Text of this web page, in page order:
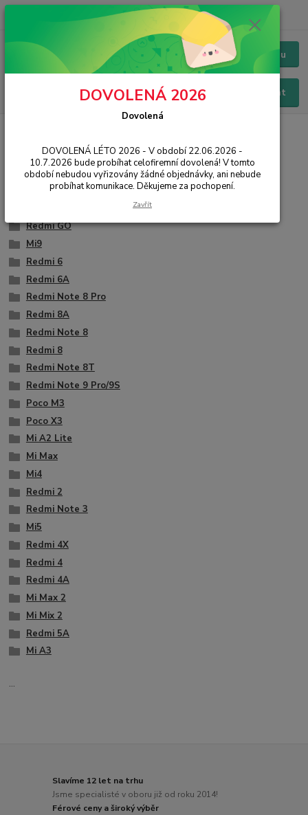
Menu
Hledat
Chat / Online podpora - 24/7
Xiaomi
Redmi Note 7
Redmi GO
Mi9
Redmi 6
Redmi 6A
Redmi Note 8 Pro
Redmi 8A
Redmi Note 8
Redmi 8
Redmi Note 8T
Redmi Note 9 Pro/9S
Poco M3
Poco X3
Mi A2 Lite
Mi Max
Mi4
Redmi 2
Redmi Note 3
Mi5
Redmi 4X
Redmi 4
Redmi 4A
Mi Max 2
Mi Mix 2
Redmi 5A
Mi A3
...
Slavíme 12 let na trhu
Jsme specialisté v oboru již od roku 2014!
Férové ceny a široký výběr
DOVOLENÁ 2026
Dovolená
DOVOLENÁ LÉTO 2026 - V období 22.06.2026 -
10.7.2026 bude probíhat celofiremní dovolená! V tomto
období nebudou vyřizovány žádné objednávky, ani nebude
probíhat komunikace. Děkujeme za pochopení.
Zavřít